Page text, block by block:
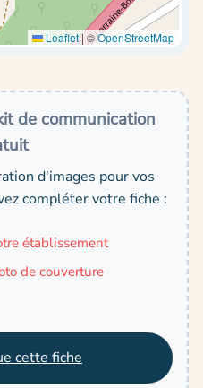
Leaflet| ©OpenStreetMap
de communication
d'images pour vos
compléter votre fiche :
établissement
de couverture
cette fiche